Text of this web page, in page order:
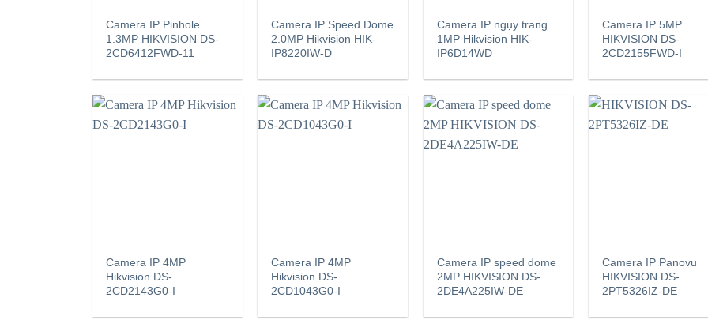
Camera IP Pinhole
1.3MP HIKVISION DS-
2CD6412FWD-11
Camera IP Speed Dome
2.0MP Hikvision HIK-
IP8220IW-D
Camera IP ngụy trang
1MP Hikvision HIK-
IP6D14WD
Camera IP 5MP
HIKVISION DS-
2CD2155FWD-I
Camera IP 4MP
Hikvision DS-
2CD2143G0-I
Camera IP 4MP
Hikvision DS-
2CD1043G0-I
Camera IP speed dome
2MP HIKVISION DS-
2DE4A225IW-DE
Camera IP Panovu
HIKVISION DS-
2PT5326IZ-DE